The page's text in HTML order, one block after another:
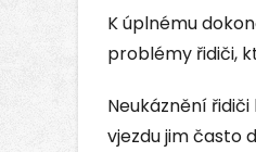
K úplnému
problémy řidiči,
Neukáznění
vjezdu jim často